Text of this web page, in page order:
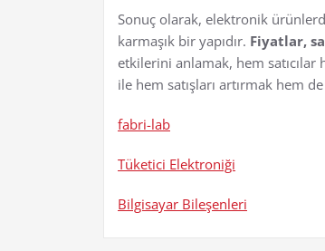
Sonuç olarak, elektronik
karmaşık bir yapıdır. Fiyatlar,
etkilerini anlamak, hem
ile hem satışları artırmak hem
fabri-lab
Tüketici Elektroniği
Bilgisayar Bileşenleri